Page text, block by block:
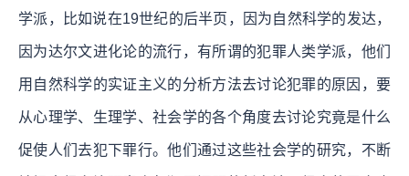
学派，比如说在19世纪的后半页，因为自然科学的发达，
因为达尔文进化论的流行，有所谓的犯罪人类学派，他们
用自然科学的实证主义的分析方法去讨论犯罪的原因，要
从心理学、生理学、社会学的各个角度去讨论究竟是什么
促使人们去犯下罪行。他们通过这些社会学的研究，不断